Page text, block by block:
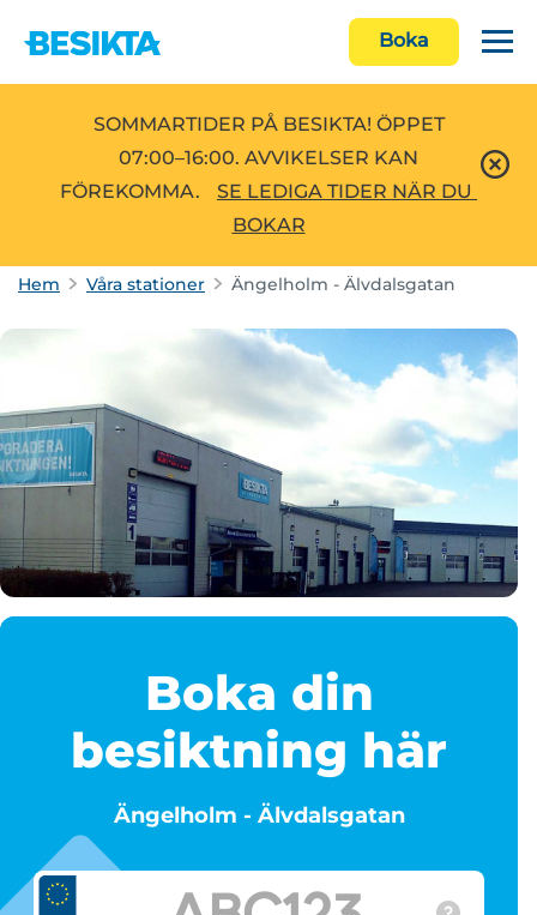
Boka
SOMMARTIDER PÅ BESIKTA! ÖPPET
07:00–16:00. AVVIKELSER KAN
FÖREKOMMA.
SE LEDIGA TIDER NÄR DU
BOKAR
Hem Våra stationer Ängelholm - Älvdalsgatan
Boka din
besiktning här
Ängelholm - Älvdalsgatan